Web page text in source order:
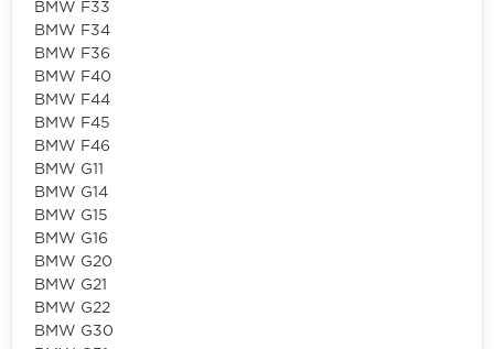
BMW F33
BMW F34
BMW F36
BMW F40
BMW F44
BMW F45
BMW F46
BMW G11
BMW G14
BMW G15
BMW G16
BMW G20
BMW G21
BMW G22
BMW G30